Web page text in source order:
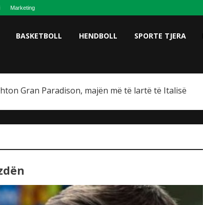
Marketing
BASKETBOLL HENDBOLL SPORTE TJERA
Gran Paradison, majën më të lartë të Italisë